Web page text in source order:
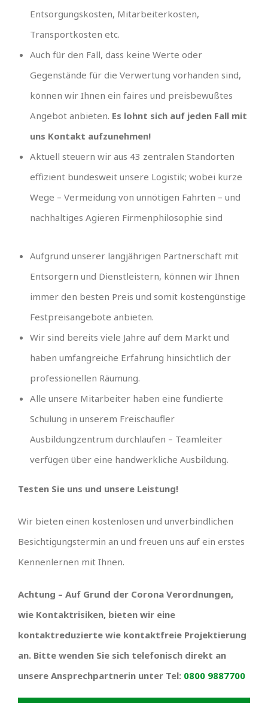
Entsorgungskosten, Mitarbeiterkosten,
Transportkosten etc.
Auch für den Fall, dass keine Werte oder
Gegenstände für die Verwertung vorhanden sind,
können wir Ihnen ein faires und preisbewußtes
Angebot anbieten. Es lohnt sich auf jeden Fall mit
uns Kontakt aufzunehmen!
Aktuell steuern wir aus 43 zentralen Standorten
effizient bundesweit unsere Logistik; wobei kurze
Wege – Vermeidung von unnötigen Fahrten – und
nachhaltiges Agieren Firmenphilosophie sind
Aufgrund unserer langjährigen Partnerschaft mit
Entsorgern und Dienstleistern, können wir Ihnen
immer den besten Preis und somit kostengünstige
Festpreisangebote anbieten.
Wir sind bereits viele Jahre auf dem Markt und
haben umfangreiche Erfahrung hinsichtlich der
professionellen Räumung.
Alle unsere Mitarbeiter haben eine fundierte
Schulung in unserem Freischaufler
Ausbildungzentrum durchlaufen – Teamleiter
verfügen über eine handwerkliche Ausbildung.
Testen Sie uns und unsere Leistung!
Wir bieten einen kostenlosen und unverbindlichen
Besichtigungstermin an und freuen uns auf ein erstes
Kennenlernen mit Ihnen.
Achtung – Auf Grund der Corona Verordnungen,
wie Kontaktrisiken, bieten wir eine
kontaktreduzierte wie kontaktfreie Projektierung
an. Bitte wenden Sie sich telefonisch direkt an
unsere Ansprechpartnerin unter Tel: 0800 9887700